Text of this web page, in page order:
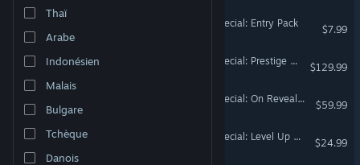
Voir version ordi. du site
Thaï
Arabe
Indonésien
Malais
Bulgare
Tchèque
Danois
MARVEL SNAP - Steam Special: Entry Pack
$7.99
MARVEL SNAP - Steam Special: Prestige Pack
$129.99
MARVEL SNAP - Steam Special: On Reveal Power Pack
$59.99
MARVEL SNAP - Steam Special: Level Up Pack
$24.99